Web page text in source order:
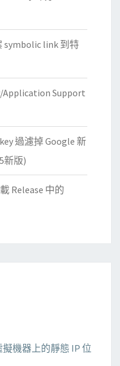
symbolic link 到特
Application Support
過濾掉 Google 新
新版)
Release 中的
機器上的靜態 IP 位